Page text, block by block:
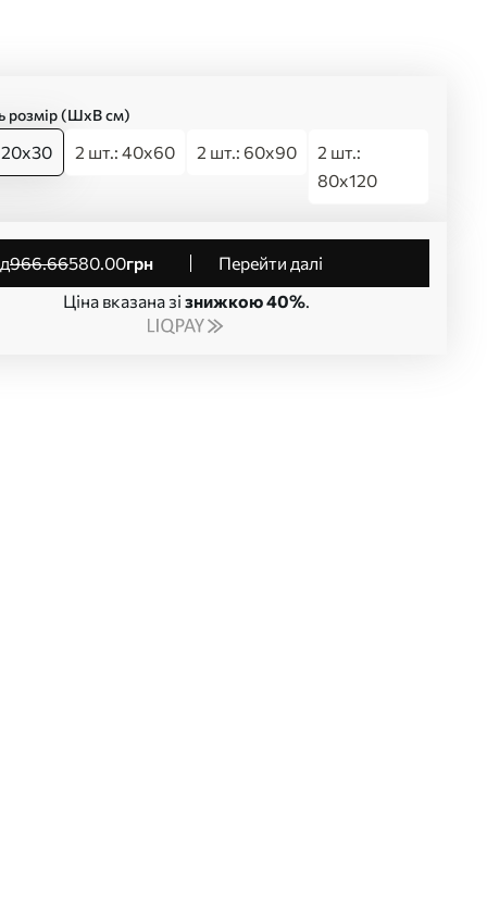
розмір (ШхВ см)
2 шт.: 40x60 2 шт.: 60x90
2 шт.:
80x120
966.66580.00грн
Перейти далі
Ціна вказана зі знижкою 40%.